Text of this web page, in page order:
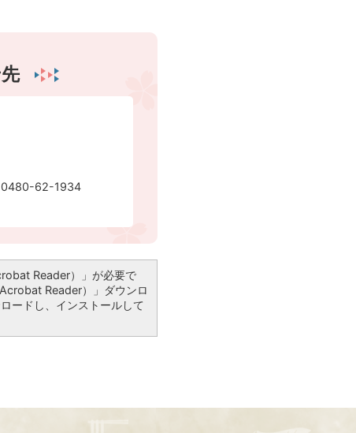
0480-62-1934
Reader）」が必要で
Reader）」ダウンロ
ードし、インストールして